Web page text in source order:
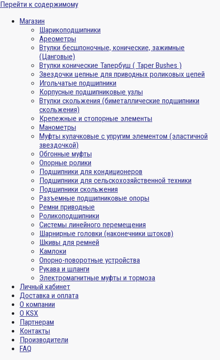
Перейти к содержимому
Магазин
Шарикоподшипники
Ареометры
Втулки бесшпоночные, конические, зажимные
(Цанговые)
Втулки конические Тапербуш ( Taper Bushes )
Звездочки цепные для приводных роликовых цепей
Игольчатые подшипники
Корпусные подшипниковые узлы
Втулки скольжения (биметаллические подшипники
скольжения)
Крепежные и стопорные элементы
Манометры
Муфты кулачковые с упругим элементом (эластичной
звездочкой)
Обгонные муфты
Опорные ролики
Подшипники для кондиционеров
Подшипники для сельскохозяйственной техники
Подшипники скольжения
Разъемные подшипниковые опоры
Ремни приводные
Роликоподшипники
Системы линейного перемещения
Шарнирные головки (наконечники штоков)
Шкивы для ремней
Камлоки
Опорно-поворотные устройства
Рукава и шланги
Электромагнитные муфты и тормоза
Личный кабинет
Доставка и оплата
О компании
О KSX
Партнерам
Контакты
Производители
FAQ